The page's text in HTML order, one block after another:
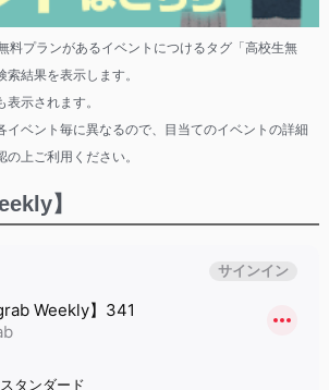
料プランがあるイベントにつけるタグ「高校生無
結果を表示します。
示されます。
ベント毎に異なるので、目当てのイベントの詳細
上ご利用ください。
】